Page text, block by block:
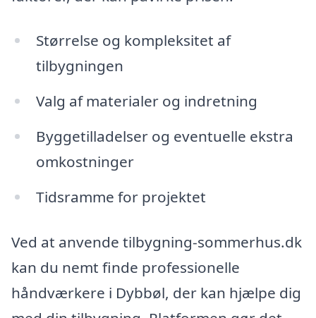
Størrelse og kompleksitet af
tilbygningen
Valg af materialer og indretning
Byggetilladelser og eventuelle ekstra
omkostninger
Tidsramme for projektet
Ved at anvende tilbygning-sommerhus.dk
kan du nemt finde professionelle
håndværkere i Dybbøl, der kan hjælpe dig